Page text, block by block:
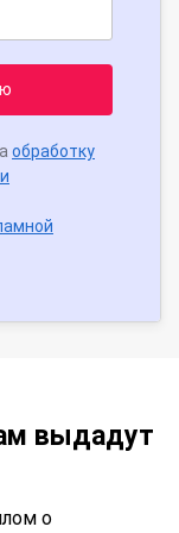
обработку
выдадут
о